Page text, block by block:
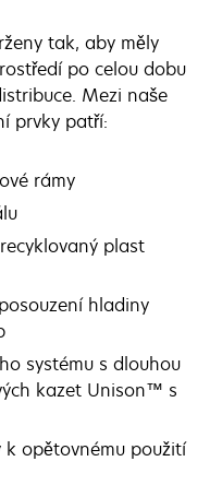
tak, aby měly
po celou dobu
Mezi naše
prvky patří:
rámy
plast
hladiny
systému s dlouhou
kazet Unison™ s
k opětovnému použití